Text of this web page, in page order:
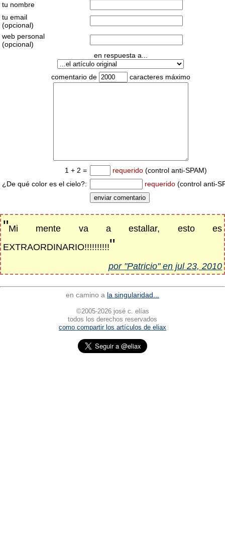
tu nombre
tu email
(opcional)
web personal
(opcional)
en respuesta a...
comentario de caracteres máximo
1 + 2 = requerido (control anti-SPAM)
¿De qué color es el cielo?:
requerido (control anti-
"Mi mente va a estallar, esto es
EXTRAORDINARIO!!!!!!!!!!"
por "Patricio" en jul 23, 2010
en camino a la singularidad...
©2005-2026 josé c. elías
todos los derechos reservados
como compartir los artículos de eliax